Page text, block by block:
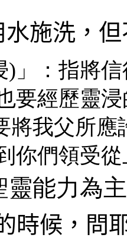
施洗，
) 」： 指將
要經歷靈
將我父所應
你們領受
靈能力為
時候，問